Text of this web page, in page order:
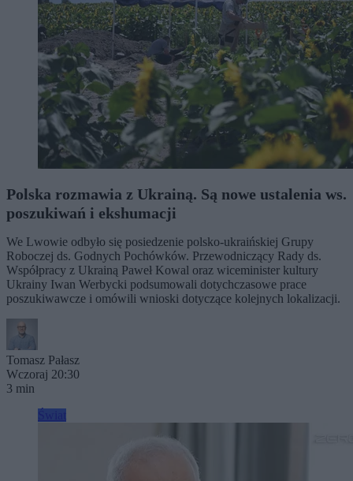
Polska rozmawia z Ukrainą. Są nowe ustalenia ws.
poszukiwań i ekshumacji
We Lwowie odbyło się posiedzenie polsko-ukraińskiej Grupy
Roboczej ds. Godnych Pochówków. Przewodniczący Rady ds.
Współpracy z Ukrainą Paweł Kowal oraz wiceminister kultury
Ukrainy Iwan Werbycki podsumowali dotychczasowe prace
poszukiwawcze i omówili wnioski dotyczące kolejnych lokalizacji.
Tomasz Pałasz
Wczoraj 20:30
3 min